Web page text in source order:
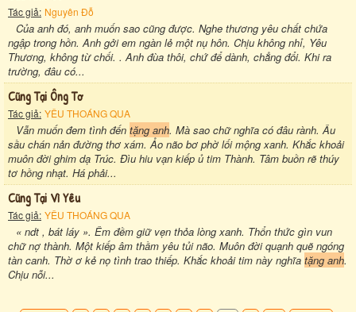
Tác giả: Nguyên Đỗ
Của anh đó, anh muốn sao cũng được. Nghe thương yêu chất chứa
ngập trong hồn. Anh gởi em ngàn lẻ một nụ hôn. Chịu không nhỉ, Yêu
Thương, không từ chối. . Anh đùa thôi, chứ để dành, chẳng đổi. Khi ra
trường, đâu có...
Cũng Tại Ông Tơ
Tác giả: YÊU THOÁNG QUA
Vẫn muốn đem tình đến tặng anh. Mà sao chữ nghĩa có đâu rành. Âu
sầu chán nản đường thơ xám. Ảo não bơ phờ lối mộng xanh. Khắc khoải
muôn đời ghim dạ Trúc. Đìu hiu vạn kiếp ủ tim Thành. Tâm buồn rẽ thúy
tơ hồng nhạt. Há phải...
Cũng Tại Vì Yêu
Tác giả: YÊU THOÁNG QUA
« ndt , bát láy ». Êm đềm giữ vẹn thỏa lòng xanh. Thổn thức gìn vun
chữ nợ thành. Một kiếp âm thầm yêu tủi não. Muôn đời quạnh quẽ ngóng
tàn canh. Thờ ơ kẻ nọ tình trao thiếp. Khắc khoải tim này nghĩa tặng anh.
Chịu nỗi...